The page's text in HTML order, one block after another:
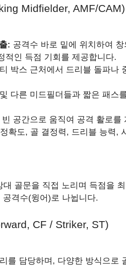
Midfielder, AMF/CAM)
: 공격수 바로 밑에 위치하여
적인 득점 기회를 제공합니다.
박스 근처에서 드리블 돌파나
다른 미드필더들과 짧은 패스
공간으로 움직여 공격 활로를
확도, 골 결정력, 드리블 능력,
대 골문을 직접 노리며 득점을
격수(윙어)로 나뉩니다.
CF / Striker, ST)
를 담당하며, 다양한 방식으로